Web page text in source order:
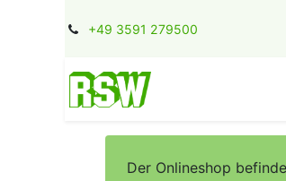
+49 3591 279500
Der Onlineshop